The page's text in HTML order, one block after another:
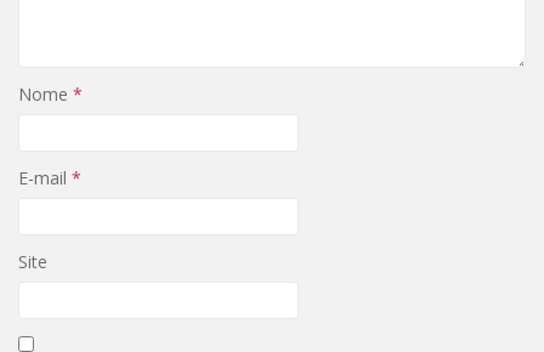
Nome *
E-mail *
Site